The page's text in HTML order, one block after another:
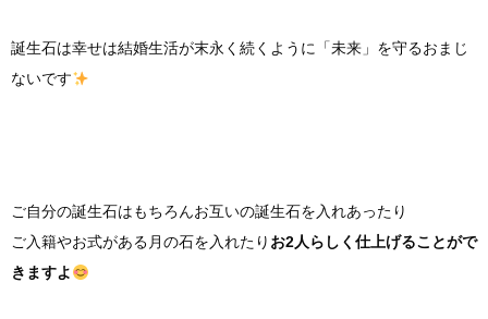
誕生石は幸せは結婚生活が末永く続くように「未来」を守るおまじ
ないです
ご自分の誕生石はもちろんお互いの誕生石を入れあったり
ご入籍やお式がある月の石を入れたり お2人らしく仕上げることがで
きますよ